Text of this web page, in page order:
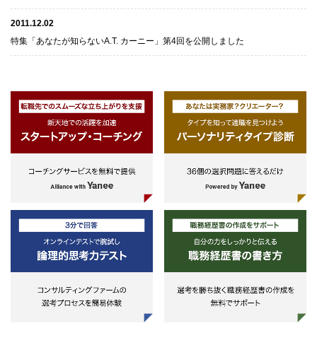
2011.12.02
特集「あなたが知らないA.T. カーニー」第4回を公開しました